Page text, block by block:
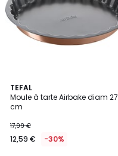
TEFAL
Moule à tarte Airbake diam 27
cm
17,99 €
12,59 € -30%
4,5
/ 5